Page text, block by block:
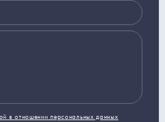
в отношении персональных данных